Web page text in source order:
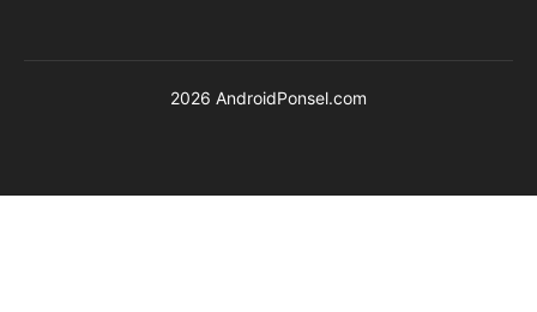
2026 AndroidPonsel.com